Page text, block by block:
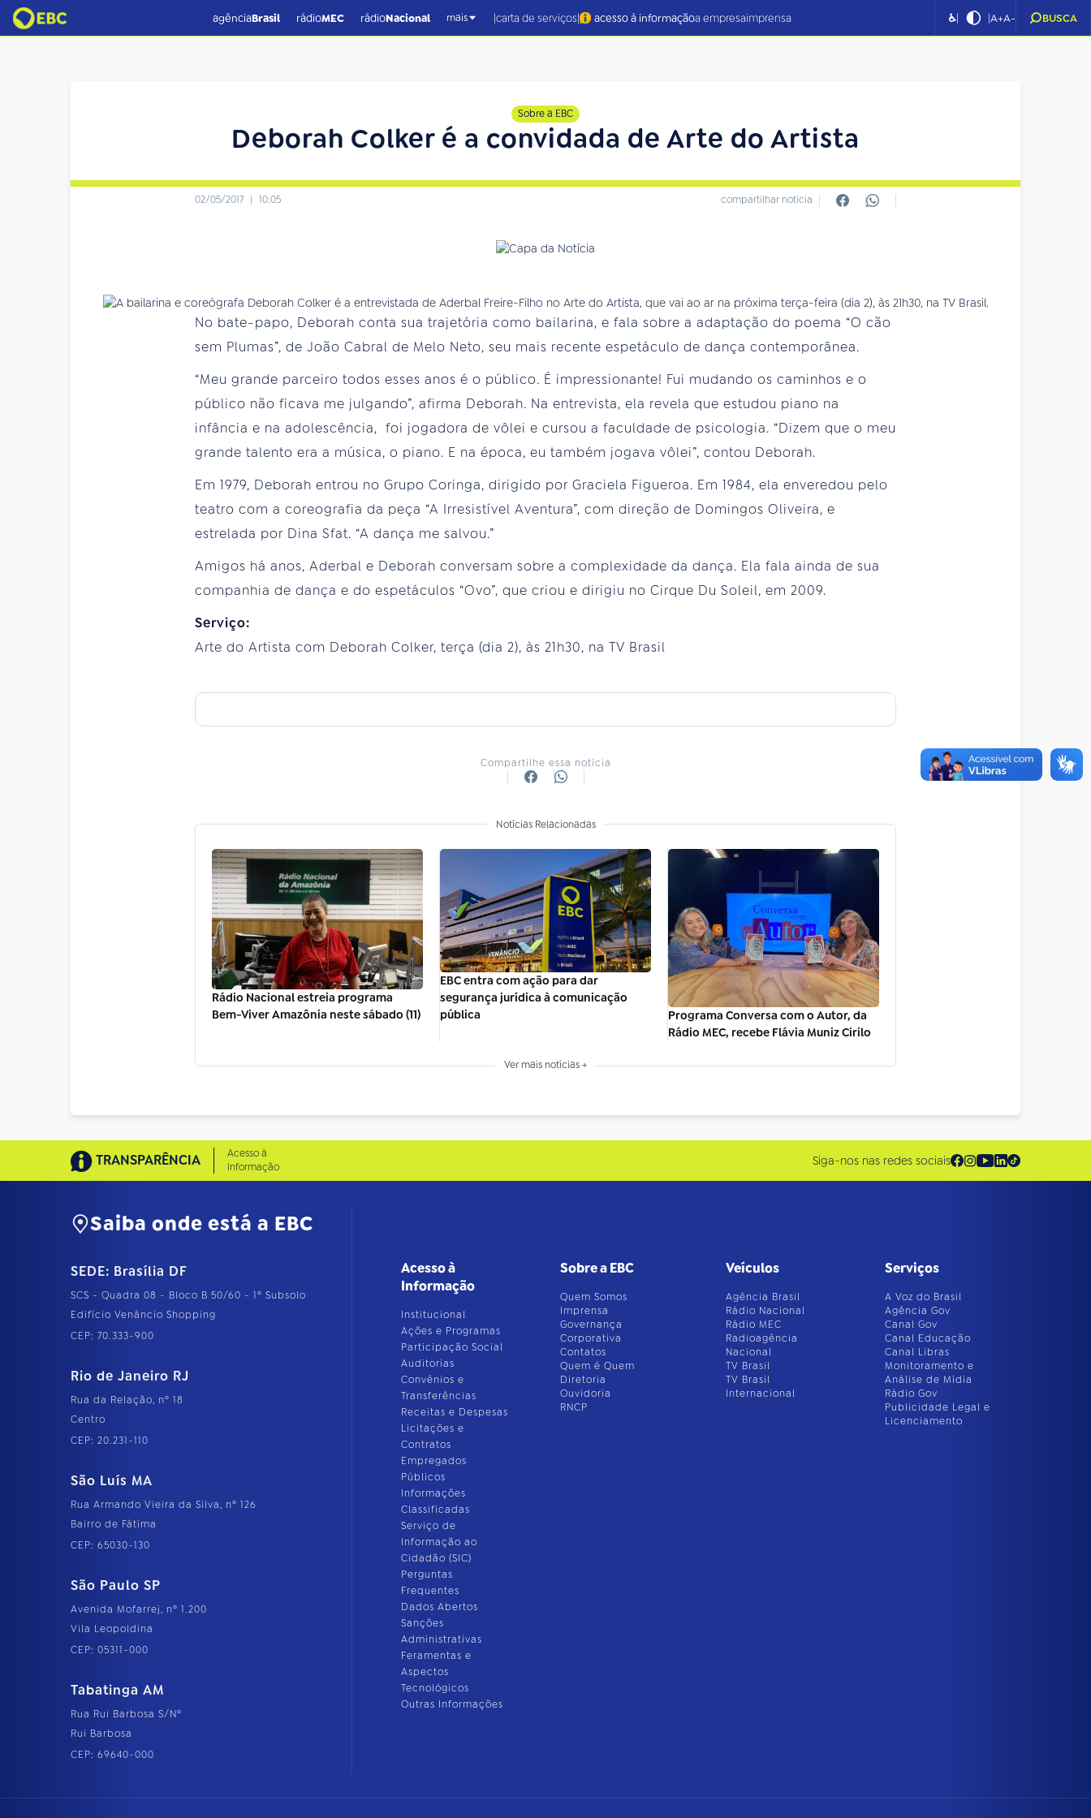
agênciaBrasil rádioMEC rádioNacional mais |carta de serviços| acesso à informaçãoa empresaimprensa ♿| |A+A- BUSCA
Sobre a EBC
Deborah Colker é a convidada de Arte do Artista
02/05/2017 | 10:05 compartilhar notícia
No bate-papo, Deborah conta sua trajetória como bailarina, e fala sobre a adaptação do poema “O cão
sem Plumas”, de João Cabral de Melo Neto, seu mais recente espetáculo de dança contemporânea.
“Meu grande parceiro todos esses anos é o público. É impressionante! Fui mudando os caminhos e o
público não ficava me julgando”, afirma Deborah. Na entrevista, ela revela que estudou piano na
infância e na adolescência, foi jogadora de vôlei e cursou a faculdade de psicologia. “Dizem que o meu
grande talento era a música, o piano. E na época, eu também jogava vôlei”, contou Deborah.
Em 1979, Deborah entrou no Grupo Coringa, dirigido por Graciela Figueroa. Em 1984, ela enveredou pelo
teatro com a coreografia da peça “A Irresistível Aventura”, com direção de Domingos Oliveira, e
estrelada por Dina Sfat. “A dança me salvou.”
Amigos há anos, Aderbal e Deborah conversam sobre a complexidade da dança. Ela fala ainda de sua
companhia de dança e do espetáculos “Ovo”, que criou e dirigiu no Cirque Du Soleil, em 2009.
Serviço:
Arte do Artista com Deborah Colker, terça (dia 2), às 21h30, na TV Brasil
Compartilhe essa notícia
Notícias Relacionadas
Rádio Nacional estreia programa
Bem-Viver Amazônia neste sábado (11)
EBC entra com ação para dar
segurança jurídica à comunicação
pública
Programa Conversa com o Autor, da
Rádio MEC, recebe Flávia Muniz Cirilo
Ver mais notícias +
TRANSPARÊNCIA
Acesso à
Informação
Siga-nos nas redes sociais
Saiba onde está a EBC
SEDE: Brasília DF
SCS - Quadra 08 - Bloco B 50/60 - 1º Subsolo
Edifício Venâncio Shopping
CEP: 70.333-900
Rio de Janeiro RJ
Rua da Relação, nº 18
Centro
CEP: 20.231-110
São Luís MA
Rua Armando Vieira da Silva, nº 126
Bairro de Fátima
CEP: 65030-130
São Paulo SP
Avenida Mofarrej, nº 1.200
Vila Leopoldina
CEP: 05311-000
Tabatinga AM
Rua Rui Barbosa S/Nº
Rui Barbosa
CEP: 69640-000
Acesso à
Informação
Institucional
Ações e Programas
Participação Social
Auditorias
Convênios e
Transferências
Receitas e Despesas
Licitações e
Contratos
Empregados
Públicos
Informações
Classificadas
Serviço de
Informação ao
Cidadão (SIC)
Perguntas
Frequentes
Dados Abertos
Sanções
Administrativas
Feramentas e
Aspectos
Tecnológicos
Outras Informações
Sobre a EBC
Quem Somos
Imprensa
Governança
Corporativa
Contatos
Quem é Quem
Diretoria
Ouvidoria
RNCP
Veículos
Agência Brasil
Rádio Nacional
Rádio MEC
Radioagência
Nacional
TV Brasil
TV Brasil
Internacional
Serviços
A Voz do Brasil
Agência Gov
Canal Gov
Canal Educação
Canal Libras
Monitoramento e
Análise de Mídia
Rádio Gov
Publicidade Legal e
Licenciamento